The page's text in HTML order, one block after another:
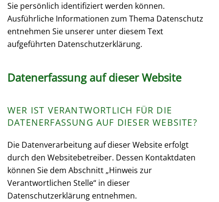
Sie persönlich identifiziert werden können.
Ausführliche Informationen zum Thema Datenschutz
entnehmen Sie unserer unter diesem Text
aufgeführten Datenschutzerklärung.
Datenerfassung auf dieser Website
WER IST VERANTWORTLICH FÜR DIE
DATENERFASSUNG AUF DIESER WEBSITE?
Die Datenverarbeitung auf dieser Website erfolgt
durch den Websitebetreiber. Dessen Kontaktdaten
können Sie dem Abschnitt „Hinweis zur
Verantwortlichen Stelle“ in dieser
Datenschutzerklärung entnehmen.